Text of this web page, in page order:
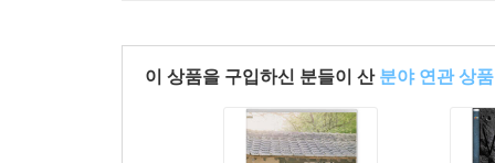
이 상품을 구입하신 분들이 산 분야 연관 상품